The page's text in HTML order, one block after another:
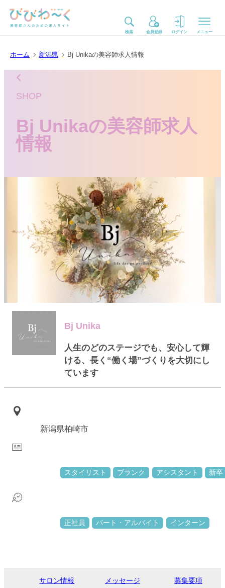
ホーム 新潟県 Bj Unikaの美容師求人情報
SHOP
Bj Unikaの美容師求人
情報
Bj Unika
人生のどのステージでも、安心して輝
ける、長く“働く場”づくりを大切にし
ています
新潟県柏崎市
スタイリスト ブランク アシスタント 新卒
正社員 パート・アルバイト インターン
サロン情報 メッセージ 募集要項
検索 会員登録 ログイン メニュー